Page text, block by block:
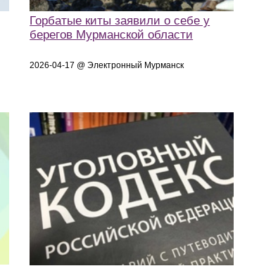
Горбатые киты заявили о себе у
берегов Мурманской области
2026-04-17 @ Электронный Мурманск